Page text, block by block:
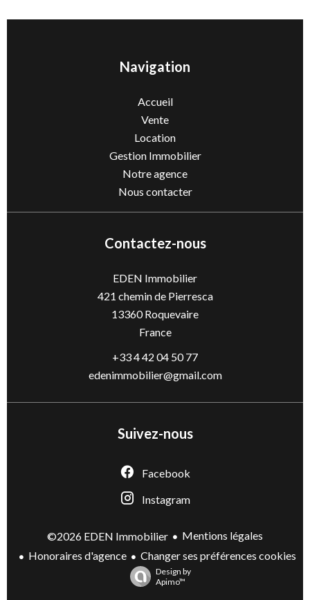
Navigation
Accueil
Vente
Location
Gestion Immobilier
Notre agence
Nous contacter
Contactez-nous
EDEN Immobilier
421 chemin de Pierresca
13360Roquevaire
France
+33 4 42 04 50 77
edenimmobilier@gmail.com
Suivez-nous
Facebook
Instagram
©2026 EDEN Immobilier
Mentions légales
Honoraires d'agence
Changer ses préférences cookies
Design by
Apimo™